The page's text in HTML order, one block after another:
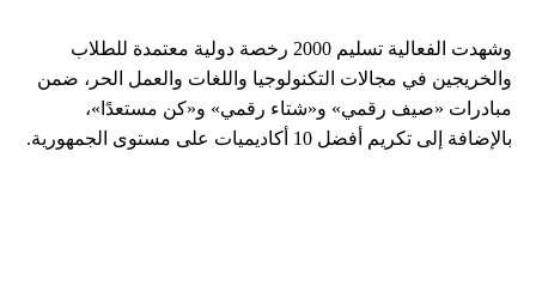
وشهدت الفعالية تسليم 2000 رخصة دولية معتمدة للطلاب
والخريجين في مجالات التكنولوجيا واللغات والعمل الحر، ضمن
مبادرات «صيف رقمي» و«شتاء رقمي» و«كن مستعدًا»،
بالإضافة إلى تكريم أفضل 10 أكاديميات على مستوى الجمهورية.